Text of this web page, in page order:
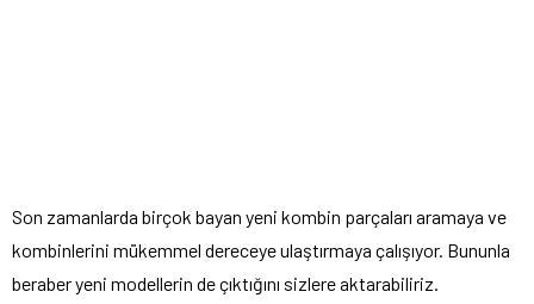
Son zamanlarda birçok bayan yeni kombin parçaları aramaya ve
kombinlerini mükemmel dereceye ulaştırmaya çalışıyor. Bununla
beraber yeni modellerin de çıktığını sizlere aktarabiliriz.